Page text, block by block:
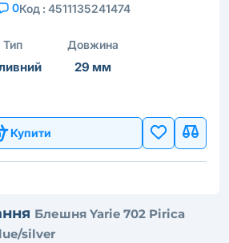
0Код : 4511135241474
Тип Довжина
29 мм
Купити
Блешня Yarie 702 Pirica
silver